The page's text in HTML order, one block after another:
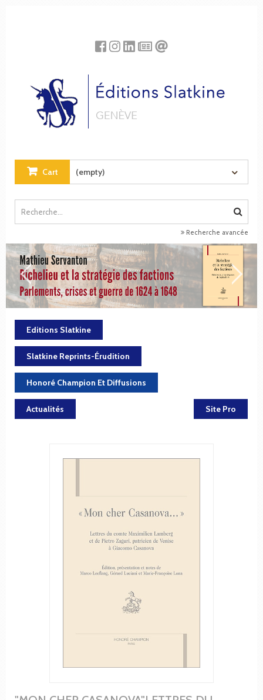
Cart (empty)
Recherche avancée
Editions Slatkine
Slatkine Reprints-Érudition
Honoré Champion Et Diffusions
Actualités Site Pro